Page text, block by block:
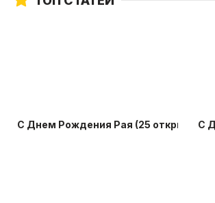
С Днем Рождения Рая (25 открыток)
С